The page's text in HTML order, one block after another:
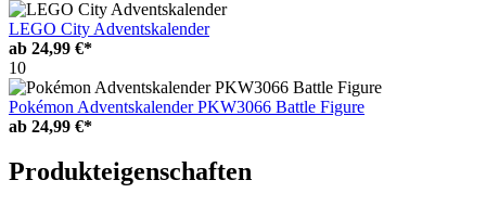
LEGO City Adventskalender
ab 24,99 €*
10
Pokémon Adventskalender PKW3066 Battle Figure
ab 24,99 €*
Produkteigenschaften